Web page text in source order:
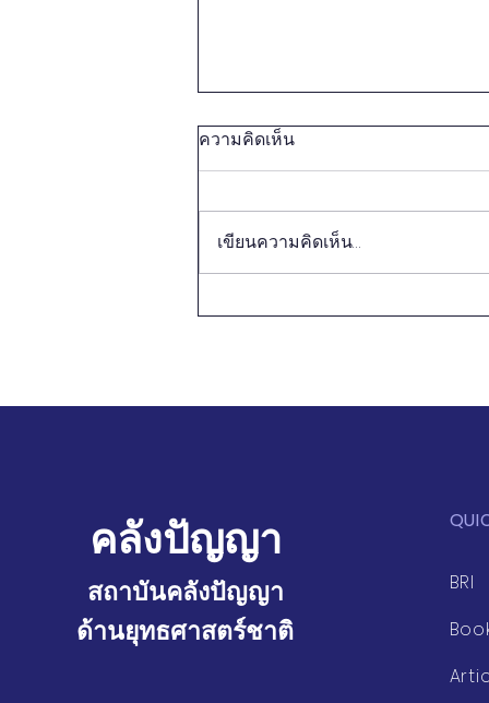
ชนบทใหม่จีน: ก้าวเดินบนเส้น
ความคิดเห็น
เขียนความคิดเห็น…
คลังปัญญา
สถาบันคลังปัญญา
ด้านยุทธศาสตร์ชาติ
BRI